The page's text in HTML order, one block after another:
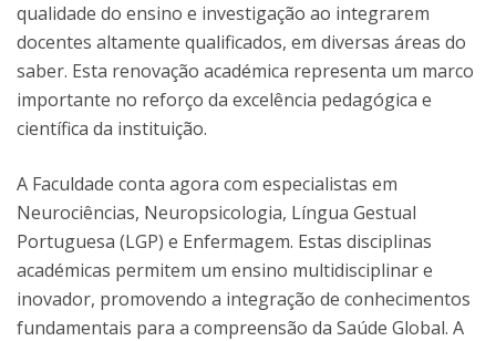
qualidade do ensino e investigação ao integrarem
docentes altamente qualificados, em diversas áreas do
saber. Esta renovação académica representa um marco
importante no reforço da excelência pedagógica e
científica da instituição.
A Faculdade conta agora com especialistas em
Neurociências, Neuropsicologia, Língua Gestual
Portuguesa (LGP) e Enfermagem. Estas disciplinas
académicas permitem um ensino multidisciplinar e
inovador, promovendo a integração de conhecimentos
fundamentais para a compreensão da Saúde Global. A